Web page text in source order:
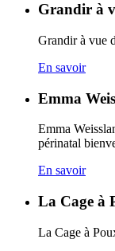
Grandir à
Grandir à vue
En savoir
Emma
Emma
périnatal
En savoir
La Cage à
La Cage à